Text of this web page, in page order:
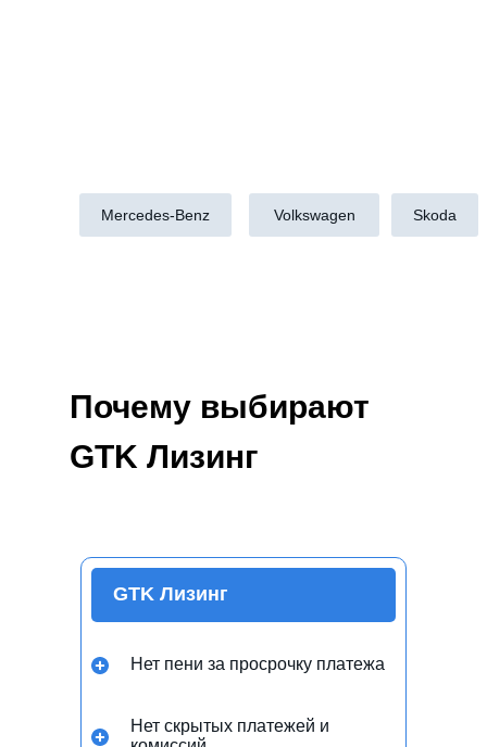
Mercedes-Benz Volkswagen Skoda
Почему выбирают
GTK Лизинг
GTK Лизинг
Нет пени за просрочку платежа
Нет скрытых платежей и